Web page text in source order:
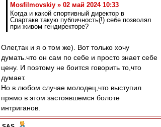
Mosfilmovskiy » 02 май 2024 10:33
Когда и какой спортивный директор в
Спартаке такую публичность(!) себе позволял
при живом гендиректоре?
Олег,так и я о том же). Вот только хочу
думать.что он сам по себе и просто знает себе
цену. И поэтому не боится говорить то,что
думает.
Но в любом случае молодец,что выступил
прямо в этом застоявшемся болоте
интриганов.